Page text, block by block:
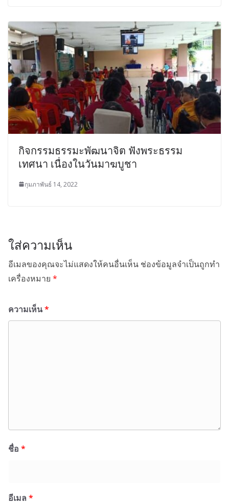
กิจกรรมธรรมะพัฒนาจิต ฟังพระธรรม
เทศนา เนื่องในวันมาฆบูชา
กุมภาพันธ์ 14, 2022
ใส่ความเห็น
อีเมลของคุณจะไม่แสดงให้คนอื่นเห็น ช่องข้อมูลจำเป็นถูกทำ
เครื่องหมาย *
ความเห็น*
ชื่อ *
อีเมล *